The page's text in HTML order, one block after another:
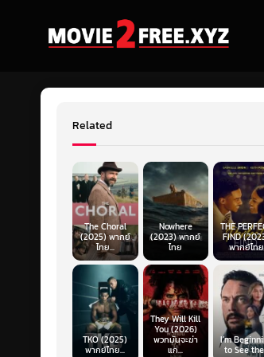
Related
The Choral
(2025) พากย์
ไทย...
Nowhere
(2023) พากย์
ไทย
THE
FIND
พากย์ไทย
TKO (2025)
พากย์ไทย...
They Will Kill
You (2026)
พวกมันจะฆ่า
แก...
I’m
to See